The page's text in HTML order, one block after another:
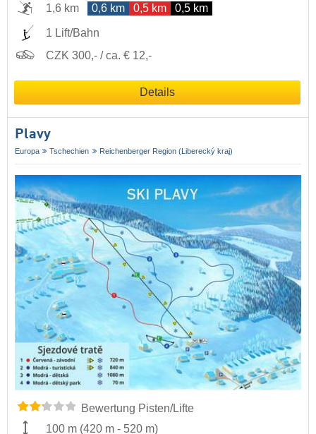
1,6 km
0,6 km 0,5 km 0,5 km
1 Lift/Bahn
CZK 300,- / ca. € 12,-
Details
Plavy
Europa Tschechien Reichenberger Region (Liberecký kraj)
Bewertung Pisten/Lifte
100 m (420 m - 520 m)